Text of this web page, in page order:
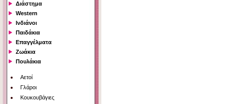
Διάστημα
Western
Ινδιάνοι
Παιδάκια
Επαγγέλματα
Ζωάκια
Πουλάκια
Αετοί
Γλάροι
Κουκουβάγιες